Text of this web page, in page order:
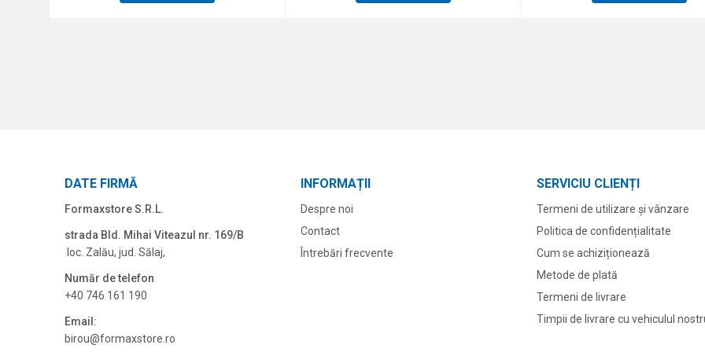
DATE FIRMĂ
Formaxstore S.R.L.
strada Bld. Mihai Viteazul nr. 169/B
loc. Zalău, jud. Sălaj,
Număr de telefon
+40 746 161 190
Email:
birou@formaxstore. ro
INFORMAȚII
Despre noi
Contact
Întrebări frecvente
SERVICIU CLIENȚI
Termeni de utilizare și vânzare
Politica de confidențialitate
Cum se achiziționează
Metode de plată
Termeni de livrare
Timpii de livrare cu vehiculul